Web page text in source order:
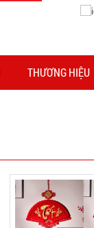
THƯƠNG HIỆU